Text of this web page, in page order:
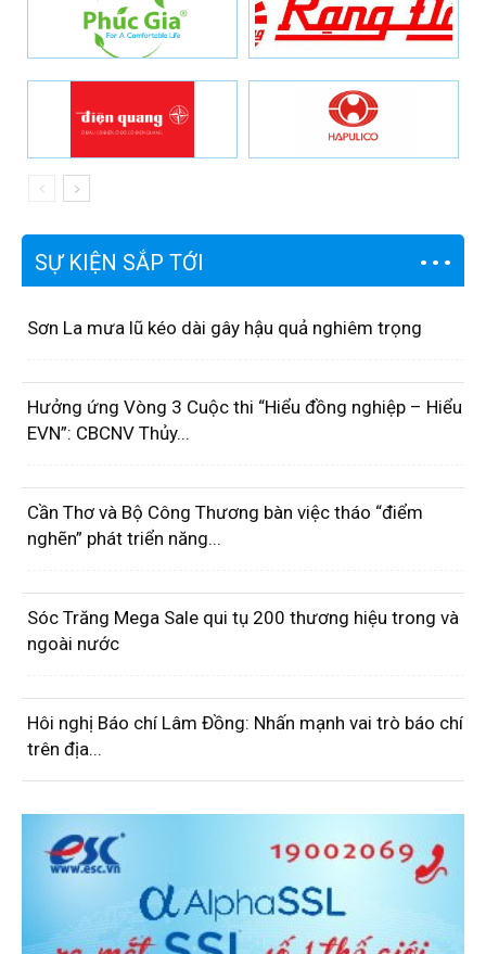
SỰ KIỆN SẮP TỚI
Sơn La mưa lũ kéo dài gây hậu quả nghiêm trọng
Hưởng ứng Vòng 3 Cuộc thi “Hiểu đồng nghiệp – Hiểu
EVN”: CBCNV Thủy...
Cần Thơ và Bộ Công Thương bàn việc tháo “điểm
nghẽn” phát triển năng...
Sóc Trăng Mega Sale qui tụ 200 thương hiệu trong và
ngoài nước
Hôi nghị Báo chí Lâm Đồng: Nhấn mạnh vai trò báo chí
trên địa...